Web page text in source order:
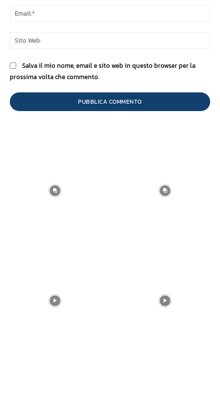
Salva il mio nome, email e sito web in questo browser per la
prossima volta che commento.